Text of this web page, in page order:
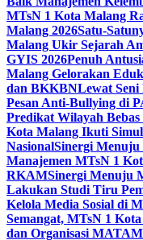
MTsN 1 Kota Malang
Malang 2026Satu-
Malang Ukir Sejarah
GYIS 2026Penuh
Malang Gelorakan
dan BKKBNLewat Seni
Pesan Anti-Bullying di
Predikat Wilayah
Kota Malang Ikuti
NasionalSinergi Menuju
Manajemen MTsN 1
RKAMSinergi Menuju
Lakukan Studi Tiru
Kelola Media Sosial di
Semangat, MTsN 1
dan Organisasi